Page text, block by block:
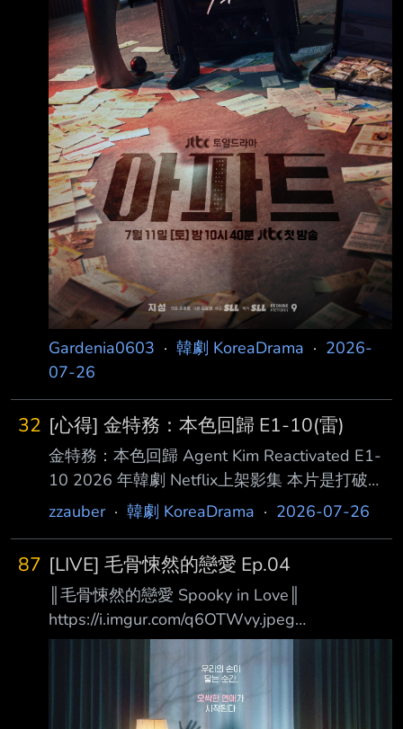
習以為常、從不過問的冷漠
Gardenia0603 · 韓劇 KoreaDrama · 2026-
07-26
32 [心得] 金特務：本色回歸 E1-10(雷)
金特務：本色回歸 Agent Kim Reactivated E1-
10 2026 年韓劇 Netflix上架影集 本片是打破串
流時代低迷收視的「電視台奇蹟」的戲劇作品。
下，韓國無線與有線電視台的韓劇大部份長年收
視率僅維持在個位數，能 順利破 10 的作品屈指
可數，且多半是靠口碑堆疊、直到接近完結篇才
開始突破 10% 或 15%。然而，《金特務：本色
回歸》卻成了近年韓劇市場的奇蹟——它是極少
數在前兩集 開播就以驚人速度衝破雙位數、隨
後一路飆升至 20%以上的現象級神
zzauber· 韓劇 KoreaDrama · 2026-07-26
87 [LIVE] 毛骨悚然的戀愛 Ep.04
║毛骨悚然的戀愛 Spooky in Love║
https://i.imgur.com/q6OTWvy.jpeg
https://i.imgur.com/59BIcwe.jpeg 當我們的手觸
碰到彼此的那一刻起，一場毛骨悚然的戀愛揭開
序幕 ❶.甜蜜愛情羅曼史與驚悚靈異題材的結
合！ 故事講述一名擁有看見鬼魂能力的絕美財